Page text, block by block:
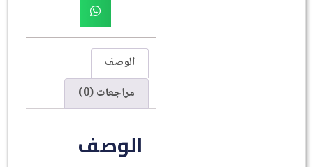
الوصف
مراجعات (0)
الوصف